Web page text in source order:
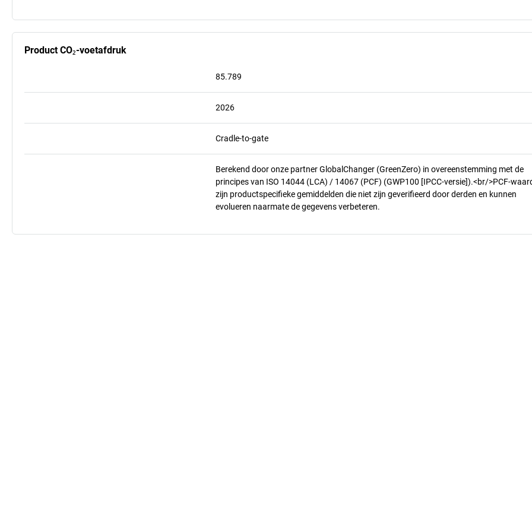
Product CO₂-voetafdruk
85.789
2026
Cradle-to-gate
Berekend door onze partner GlobalChanger (GreenZero) in overeenstemming met de
principes van ISO 14044 (LCA) / 14067 (PCF) (GWP100 [IPCC-versie]).<br/>PCF-
zijn productspecifieke gemiddelden die niet zijn geverifieerd door derden en kunnen
evolueren naarmate de gegevens verbeteren.